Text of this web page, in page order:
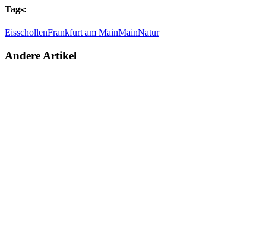
Tags:
EisschollenFrankfurt am MainMainNatur
Andere Artikel